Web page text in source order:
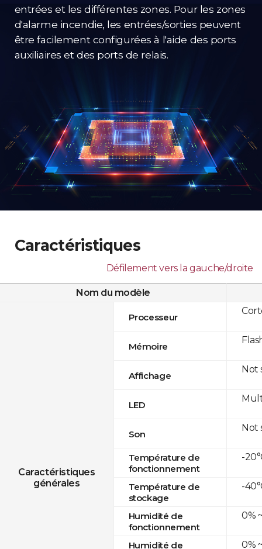
entrées et les différentes zones. Pour les zones
d'alarme incendie, les entrées/sorties peuvent
être facilement configurées à l'aide des ports
auxiliaires et des ports de relais.
Caractéristiques
Défilement vers la gauche/droite
Nom du modèle
Caractéristiques
générales
Processeur
Mémoire
Affichage
LED
Son
Température de
fonctionnement
Température de
stockage
Humidité de
fonctionnement
Humidité de
Not
Not
-
-
0%
0%